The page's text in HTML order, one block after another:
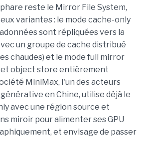
reste le Mirror File System,
variantes : le mode cache-only
sont répliquées vers la
un groupe de cache distribué
chaudes) et le mode full mirror
et object store entièrement
MiniMax, l'un des acteurs
en Chine, utilise déjà le
avec une région source et
miroir pour alimenter ses GPU
et envisage de passer